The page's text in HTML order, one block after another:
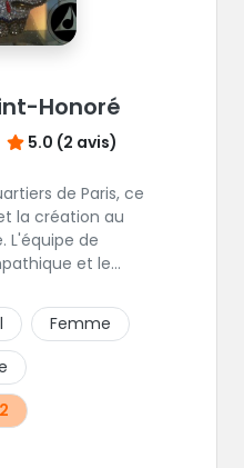
Honoré
5.0 (2 avis)
de Paris, ce
la création au
L'équipe de
et le
large choix de
proposé. Une
Femme